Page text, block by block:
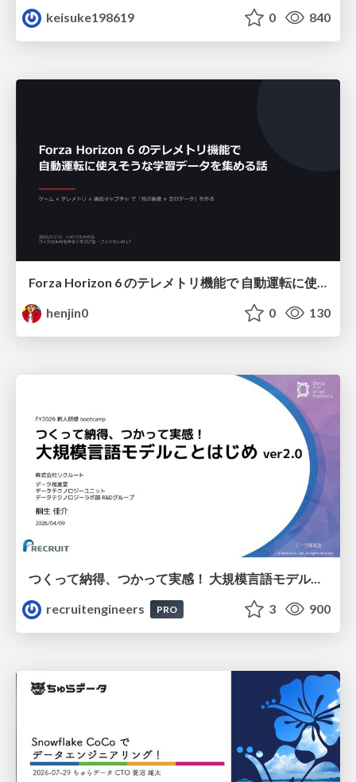
keisuke198619
0 840
Forza Horizon 6 のテレメトリ機能で 自動運転に使えそうな学習データを集める話
henjin0
0 130
つくって納得、つかって実感！ 大規模言語モデルことはじめ ver2.0
recruitengineers
PRO 3 900